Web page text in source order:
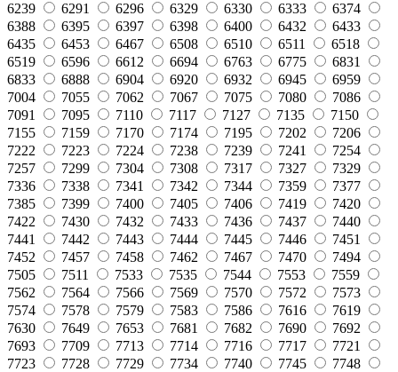
6239
6291 6296 6329 6330 6333
6374
6388
6395 6397 6398 6400 6432
6433
6435
6453 6467 6508 6510 6511
6518
6519
6596 6612 6694 6763 6775
6831
6833
6888 6904 6920 6932 6945
6959
7004
7055 7062 7067 7075 7080
7086
7091
7095 7110 7117 7127 7135
7150
7155
7159 7170 7174 7195 7202
7206
7222
7223 7224 7238 7239 7241
7254
7257
7299 7304 7308 7317 7327
7329
7336
7338 7341 7342 7344 7359
7377
7385
7399 7400 7405 7406 7419
7420
7422
7430 7432 7433 7436 7437
7440
7441
7442 7443 7444 7445 7446
7451
7452
7457 7458 7462 7467 7470
7494
7505
7511 7533 7535 7544 7553
7559
7562
7564 7566 7569 7570 7572
7573
7574
7578 7579 7583 7586 7616
7619
7630
7649 7653 7681 7682 7690
7692
7693
7709 7713 7714 7716 7717
7721
7723
7728 7729 7734 7740 7745
7748